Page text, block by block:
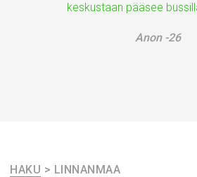
keskustaan pääsee
Anon -26
HAKU > LINNANMAA